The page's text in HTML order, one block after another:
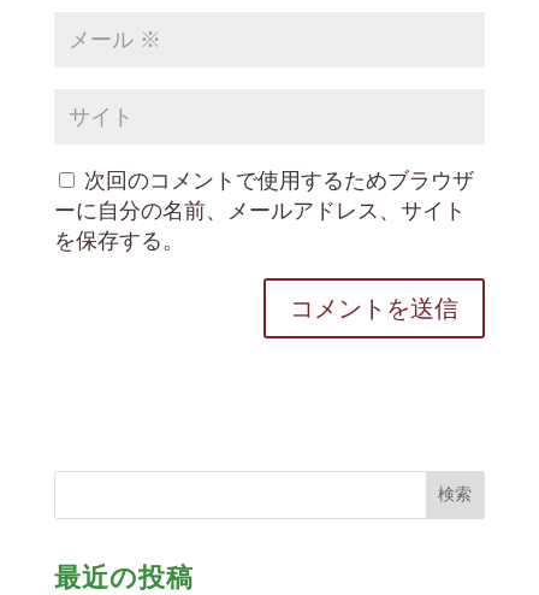
次回のコメントで使用するためブラウザ
ーに自分の名前、メールアドレス、サイト
を保存する。
最近の投稿